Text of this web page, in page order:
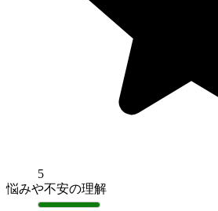
5
悩みや不安の理解